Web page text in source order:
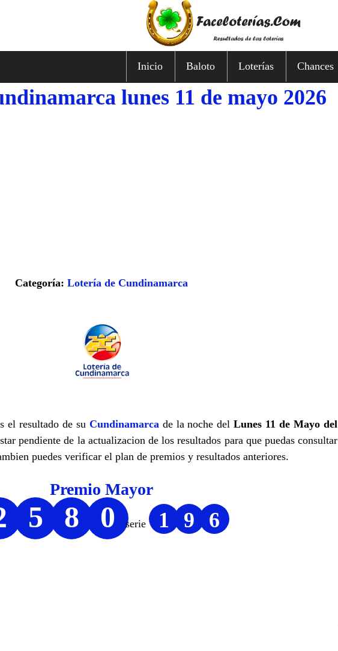
Inicio Baloto Loterías Chances
lunes 11 de mayo 2026
Categoría:Lotería de Cundinamarca
el resultado de su Cundinamarca de la noche delLunes 11 de Mayo del
pendiente de la actualizacion de los resultados para que puedas consultar
puedes verificar el plan de premios y resultados anteriores.
Premio Mayor
5 8 0 serie 1 9 6